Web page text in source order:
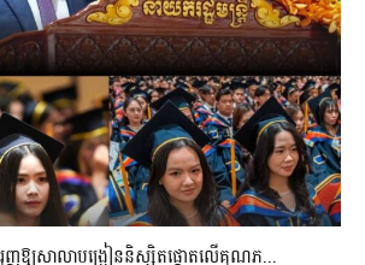
ឱ្យសាលាបង្រៀននិស្សិតផ្តោតលើគុណភ...